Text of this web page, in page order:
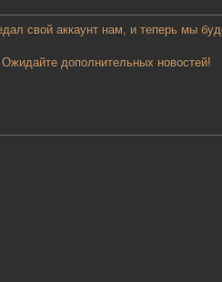
свой аккаунт нам, и теперь мы
дополнительных новостей!